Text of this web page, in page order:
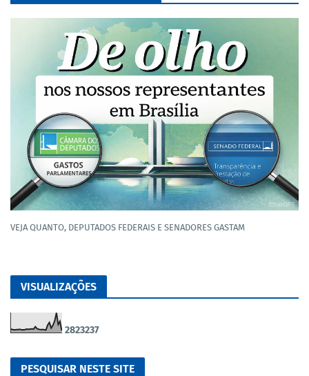
VEJA QUANTO, DEPUTADOS FEDERAIS E SENADORES GASTAM
VISUALIZAÇÕES
2823237
PESQUISAR NESTE SITE